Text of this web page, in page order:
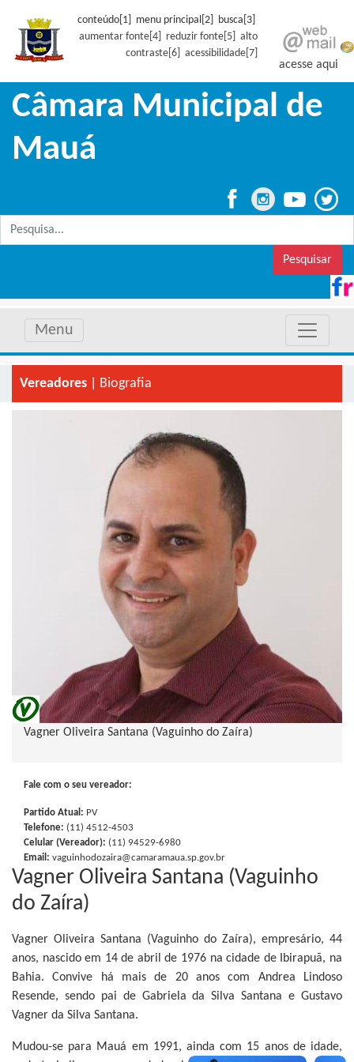
conteúdo[1] menu principal[2] busca[3]
aumentar fonte[4]
reduzir fonte[5]
alto
contraste[6]
acessibilidade[7]
acesse aqui
Câmara Municipal de
Mauá
Pesquisar
Menu
Vereadores | Biografia
Vagner Oliveira Santana (Vaguinho do Zaíra)
Fale com o seu vereador:
Partido Atual: PV
Telefone: (11) 4512-4503
Celular (Vereador): (11) 94529-6980
Email: vaguinhodozaira@camaramaua.sp.gov.br
Vagner Oliveira Santana (Vaguinho
do Zaíra)
Vagner Oliveira Santana (Vaguinho do Zaíra), empresário, 44
anos, nascido em 14 de abril de 1976 na cidade de Ibirapuã, na
Bahia. Convive há mais de 20 anos com Andrea Lindoso
Resende, sendo pai de Gabriela da Silva Santana e Gustavo
Vagner da Silva Santana.
Mudou-se para Mauá em 1991, ainda com 15 anos de idade,